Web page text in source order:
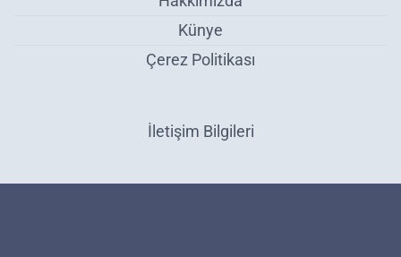
Künye
Çerez Politikası
İletişim Bilgileri